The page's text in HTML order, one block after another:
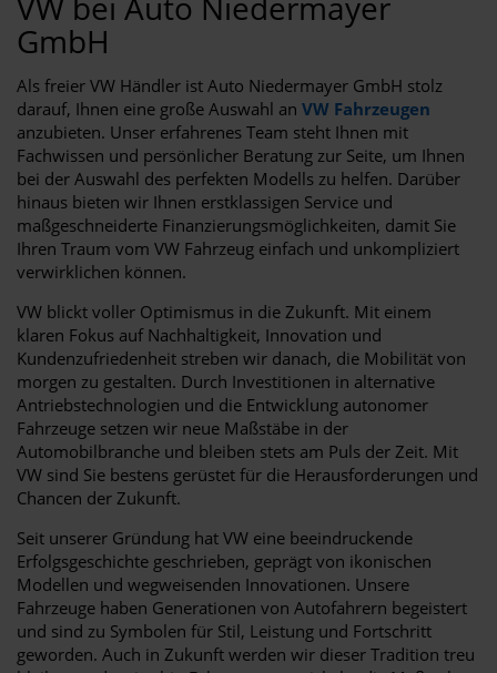
GmbH
Als freier VW Händler ist Auto Niedermayer GmbH stolz
darauf, Ihnen eine große Auswahl an VW Fahrzeugen
anzubieten. Unser erfahrenes Team steht Ihnen mit
Fachwissen und persönlicher Beratung zur Seite, um Ihnen
bei der Auswahl des perfekten Modells zu helfen. Darüber
hinaus bieten wir Ihnen erstklassigen Service und
maßgeschneiderte Finanzierungsmöglichkeiten, damit Sie
Ihren Traum vom VW Fahrzeug einfach und unkompliziert
verwirklichen können.
VW blickt voller Optimismus in die Zukunft. Mit einem
klaren Fokus auf Nachhaltigkeit, Innovation und
Kundenzufriedenheit streben wir danach, die Mobilität von
morgen zu gestalten. Durch Investitionen in alternative
Antriebstechnologien und die Entwicklung autonomer
Fahrzeuge setzen wir neue Maßstäbe in der
Automobilbranche und bleiben stets am Puls der Zeit. Mit
VW sind Sie bestens gerüstet für die Herausforderungen und
Chancen der Zukunft.
Seit unserer Gründung hat VW eine beeindruckende
Erfolgsgeschichte geschrieben, geprägt von ikonischen
Modellen und wegweisenden Innovationen. Unsere
Fahrzeuge haben Generationen von Autofahrern begeistert
und sind zu Symbolen für Stil, Leistung und Fortschritt
geworden. Auch in Zukunft werden wir dieser Tradition treu